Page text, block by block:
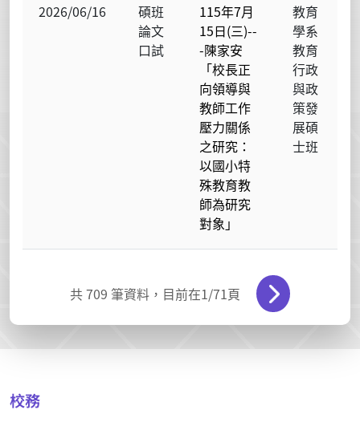
2026/06/16
碩班
論文
口試
115年7月
15日(三)--
-陳家安
「校長正
向領導與
教師工作
壓力關係
之研究：
以國小特
殊教育教
師為研究
對象」
教育
學系
教育
行政
與政
策發
展碩
士班
共709 筆資料，目前在1/71頁
校務